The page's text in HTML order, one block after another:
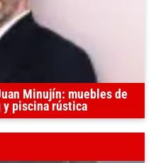
Minujín: muebles de
y piscina rústica